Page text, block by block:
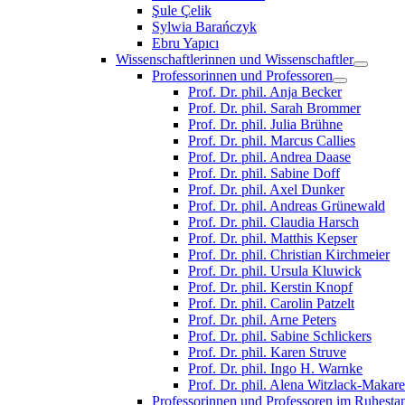
Şule Çelik
Sylwia Barańczyk
Ebru Yapıcı
Wissenschaftlerinnen und Wissenschaftler
Professorinnen und Professoren
Prof. Dr. phil. Anja Becker
Prof. Dr. phil. Sarah Brommer
Prof. Dr. phil. Julia Brühne
Prof. Dr. phil. Marcus Callies
Prof. Dr. phil. Andrea Daase
Prof. Dr. phil. Sabine Doff
Prof. Dr. phil. Axel Dunker
Prof. Dr. phil. Andreas Grünewald
Prof. Dr. phil. Claudia Harsch
Prof. Dr. phil. Matthis Kepser
Prof. Dr. phil. Christian Kirchmeier
Prof. Dr. phil. Ursula Kluwick
Prof. Dr. phil. Kerstin Knopf
Prof. Dr. phil. Carolin Patzelt
Prof. Dr. phil. Arne Peters
Prof. Dr. phil. Sabine Schlickers
Prof. Dr. phil. Karen Struve
Prof. Dr. phil. Ingo H. Warnke
Prof. Dr. phil. Alena Witzlack-
Professorinnen und Professoren im